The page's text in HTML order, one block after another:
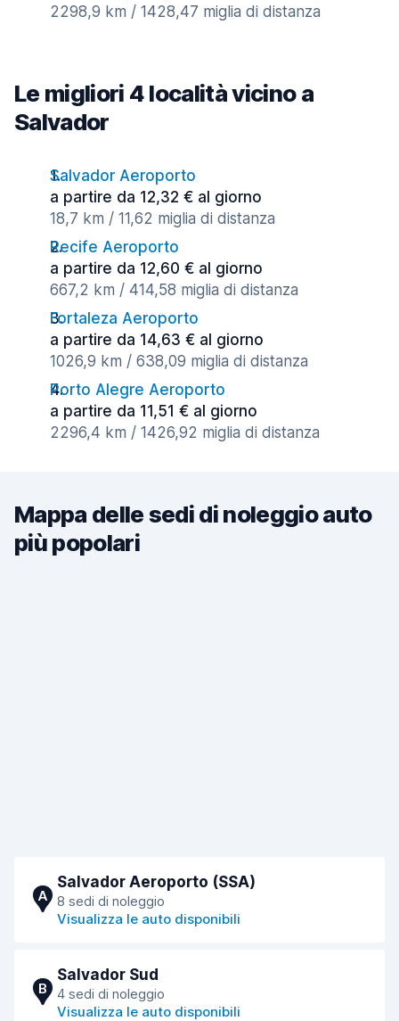
2298,9 km / 1428,47 miglia di distanza
Le migliori 4 località vicino a
Salvador
Salvador Aeroporto
a partire da 12,32 € al giorno
18,7 km / 11,62 miglia di distanza
Recife Aeroporto
a partire da 12,60 € al giorno
667,2 km / 414,58 miglia di distanza
Fortaleza Aeroporto
a partire da 14,63 € al giorno
1026,9 km / 638,09 miglia di distanza
Porto Alegre Aeroporto
a partire da 11,51 € al giorno
2296,4 km / 1426,92 miglia di distanza
Mappa delle sedi di noleggio auto
più popolari
A
Salvador Aeroporto (SSA)
8 sedi di noleggio
Visualizza le auto disponibili
B
Salvador Sud
4 sedi di noleggio
Visualizza le auto disponibili